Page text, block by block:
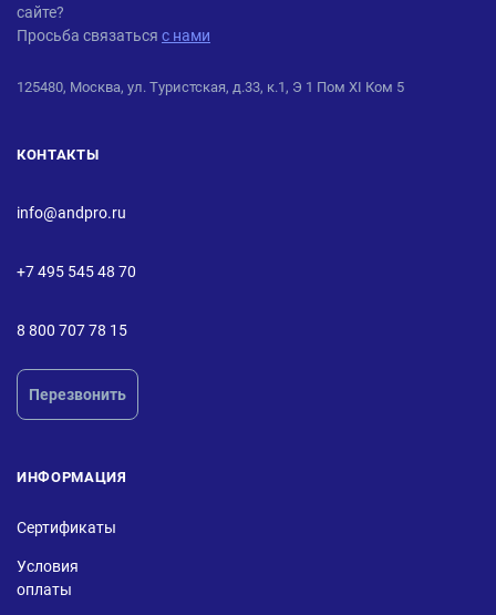
сайте?
Просьба связаться с нами
125480, Москва, ул. Туристская, д.33, к.1, Э 1 Пом XI Ком 5
КОНТАКТЫ
info@andpro.ru
+7 495 545 48 70
8 800 707 78 15
Перезвонить
ИНФОРМАЦИЯ
Сертификаты
Условия
оплаты